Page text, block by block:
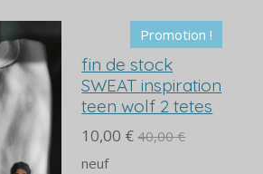
Promotion !
fin de stock
SWEAT inspiration
teen wolf 2 tetes
10,00 € 40,00 €
neuf